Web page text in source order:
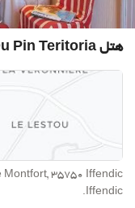
هتل Château Du Pin Teritoria
Iffendic.